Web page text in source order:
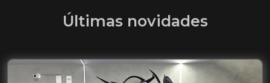
Últimas novidades